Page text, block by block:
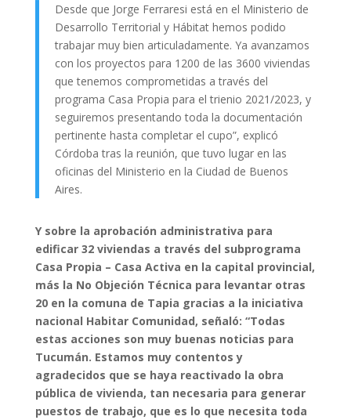
Desde que Jorge Ferraresi está en el Ministerio de
Desarrollo Territorial y Hábitat hemos podido
trabajar muy bien articuladamente. Ya avanzamos
con los proyectos para 1200 de las 3600 viviendas
que tenemos comprometidas a través del
programa Casa Propia para el trienio 2021/2023, y
seguiremos presentando toda la documentación
pertinente hasta completar el cupo”, explicó
Córdoba tras la reunión, que tuvo lugar en las
oficinas del Ministerio en la Ciudad de Buenos
Aires.
Y sobre la aprobación administrativa para
edificar 32 viviendas a través del subprograma
Casa Propia – Casa Activa en la capital provincial,
más la No Objeción Técnica para levantar otras
20 en la comuna de Tapia gracias a la iniciativa
nacional Habitar Comunidad, señaló: “Todas
estas acciones son muy buenas noticias para
Tucumán. Estamos muy contentos y
agradecidos que se haya reactivado la obra
pública de vivienda, tan necesaria para generar
puestos de trabajo, que es lo que necesita toda